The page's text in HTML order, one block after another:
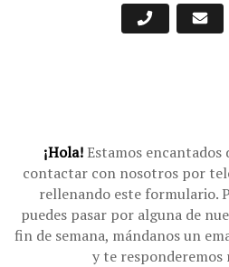
¡Hola!Estamos encantados
contactar con nosotros por
rellenando este formulario.
puedes pasar por alguna de
fin de semana, mándanos un
y te responderemos